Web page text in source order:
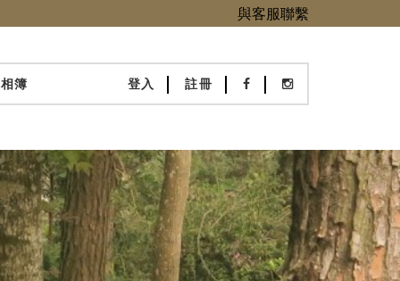
與客服聯繫
簿 登入 註冊